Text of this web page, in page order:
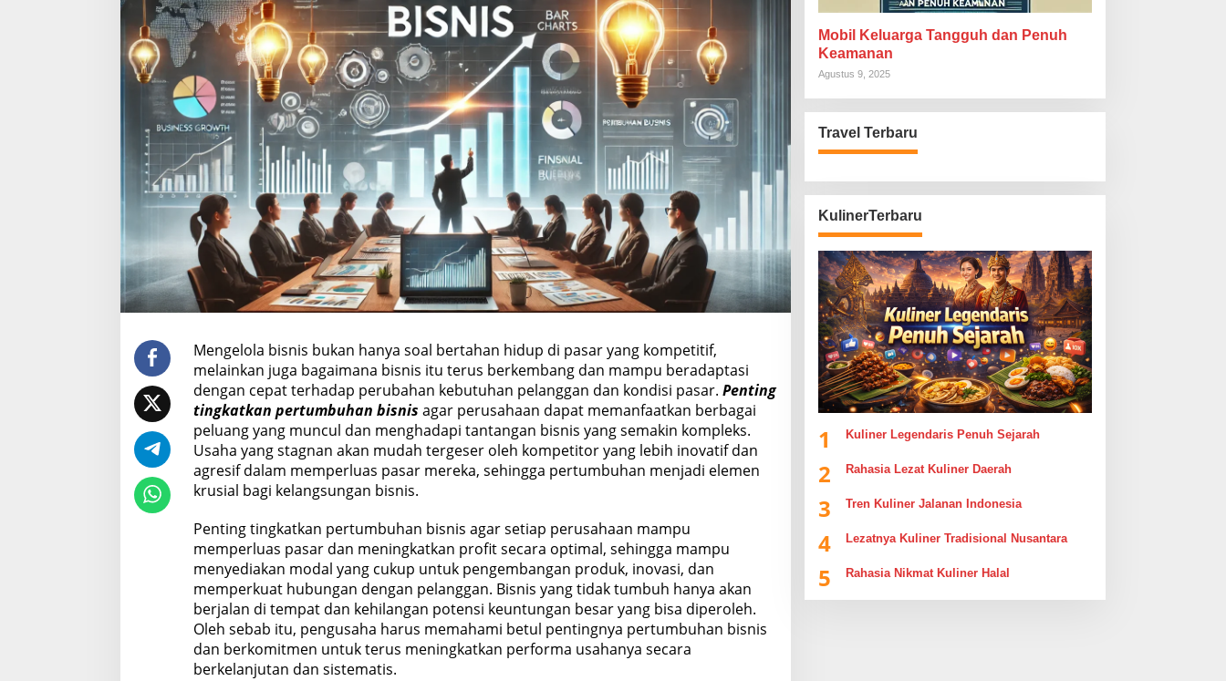
a
t
k
a
n
n
B
s
i
s
Mengelola bisnis bukan hanya soal bertahan hidup di pasar yang kompetitif,
melainkan juga bagaimana bisnis itu terus berkembang dan mampu beradaptasi
dengan cepat terhadap perubahan kebutuhan pelanggan dan kondisi pasar. Penting
tingkatkan pertumbuhan bisnis agar perusahaan dapat memanfaatkan berbagai
peluang yang muncul dan menghadapi tantangan bisnis yang semakin kompleks.
Usaha yang stagnan akan mudah tergeser oleh kompetitor yang lebih inovatif dan
agresif dalam memperluas pasar mereka, sehingga pertumbuhan menjadi elemen
krusial bagi kelangsungan bisnis.
Penting tingkatkan pertumbuhan bisnis agar setiap perusahaan mampu
memperluas pasar dan meningkatkan profit secara optimal, sehingga mampu
menyediakan modal yang cukup untuk pengembangan produk, inovasi, dan
memperkuat hubungan dengan pelanggan. Bisnis yang tidak tumbuh hanya akan
berjalan di tempat dan kehilangan potensi keuntungan besar yang bisa diperoleh.
Oleh sebab itu, pengusaha harus memahami betul pentingnya pertumbuhan bisnis
dan berkomitmen untuk terus meningkatkan performa usahanya secara
berkelanjutan dan sistematis.
Mobil Keluarga Tangguh dan Penuh
Keamanan
Agustus 9, 2025
Travel Terbaru
KulinerTerbaru
1 Kuliner Legendaris Penuh Sejarah
2 Rahasia Lezat Kuliner Daerah
3 Tren Kuliner Jalanan Indonesia
4 Lezatnya Kuliner Tradisional Nusantara
5 Rahasia Nikmat Kuliner Halal